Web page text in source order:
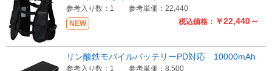
NEW 税込価格： ￥22,440～
参考入り数：1 参考単価：22,440
リン酸鉄モバイルバッテリーPD対応 10000mAh
参考入り数：1 参考単価：8,500